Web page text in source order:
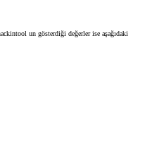
un gösterdiği değerler ise aşağıdaki